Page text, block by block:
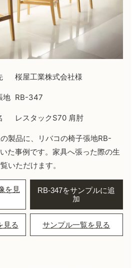
桜屋工業株式会社様
地 RB-347
レスタックS70 肩肘
製品に、リバコの椅子張地RB-
た事例です。家具へ張った際の生
いただけます。
を見
RB-347をサンプルに追
加
見る サンプル一覧を見る